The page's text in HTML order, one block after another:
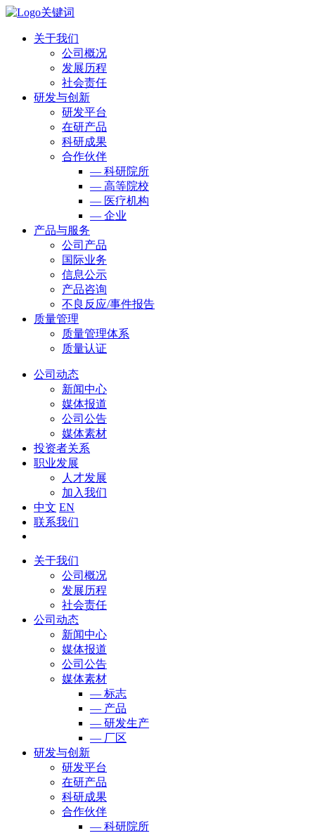
关于我们
公司概况
发展历程
社会责任
研发与创新
研发平台
在研产品
科研成果
合作伙伴
— 科研院所
— 高等院校
— 医疗机构
— 企业
产品与服务
公司产品
国际业务
信息公示
产品咨询
不良反应/事件报告
质量管理
质量管理体系
质量认证
公司动态
新闻中心
媒体报道
公司公告
媒体素材
投资者关系
职业发展
人才发展
加入我们
中文 EN
联系我们
关于我们
公司概况
发展历程
社会责任
公司动态
新闻中心
媒体报道
公司公告
媒体素材
— 标志
— 产品
— 研发生产
— 厂区
研发与创新
研发平台
在研产品
科研成果
合作伙伴
— 科研院所